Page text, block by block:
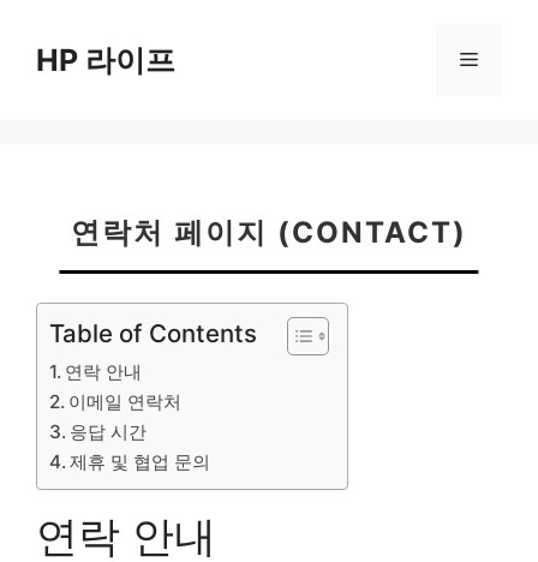
HP 라이프 메
연락처 페이지 (CONTACT)
Table of Contents
연락 안내
이메일 연락처
응답 시간
제휴 및 협업 문의
연락 안내